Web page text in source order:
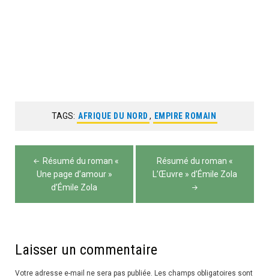
TAGS: AFRIQUE DU NORD , EMPIRE ROMAIN
Navigation
l’article
Résumé du roman «
Une page d’amour »
d’Émile Zola
Résumé du roman «
L’Œuvre » d’Émile Zola
Laisser un commentaire
Votre adresse e-mail ne sera pas publiée. Les champs obligatoires sont